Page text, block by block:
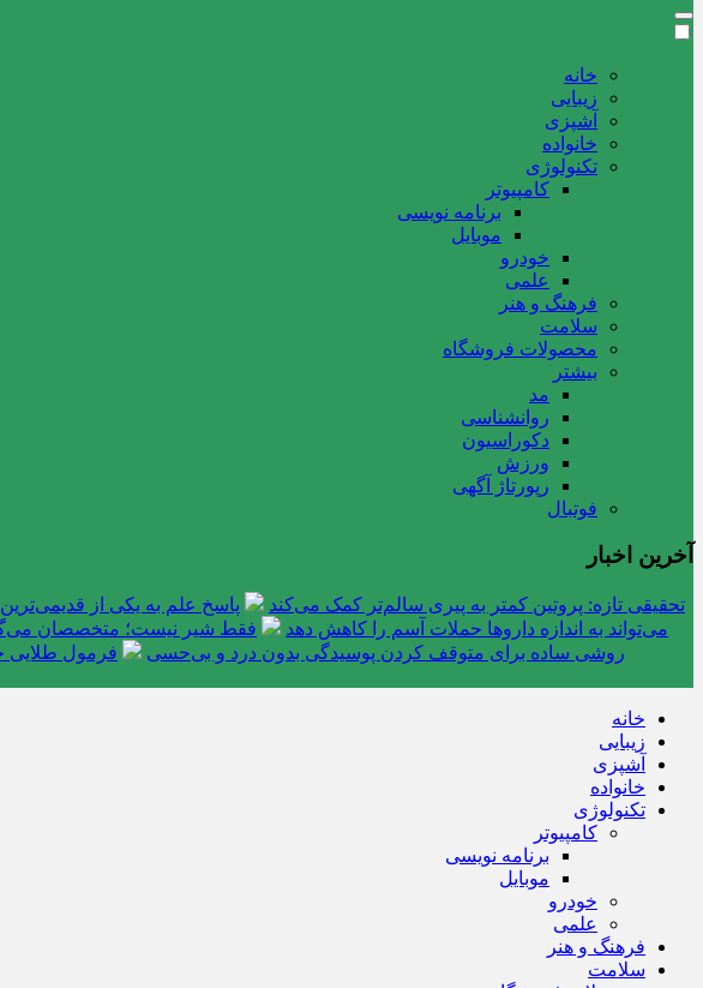
خانه
زیبایی
آشپزی
خانواده
تکنولوژی
کامپیوتر
برنامه نویسی
موبایل
خودرو
علمی
فرهنگ و هنر
سلامت
محصولات فروشگاه
بیشتر
مد
روانشناسی
دکوراسیون
ورزش
رپورتاژ آگهی
فوتبال
آخرین اخبار
تحقیقی تازه: پروتین کمتر به پیری سالم‌تر کمک می‌کند پاسخ علم به یکی از
می‌تواند به اندازه داروها حملات آسم را کاهش دهد
فقط شیر نیست؛ متخصصان
روشی ساده برای متوقف کردن پوسیدگی بدون درد و بی‌حسی
فرمول طلایی
خانه
زیبایی
آشپزی
خانواده
تکنولوژی
کامپیوتر
برنامه نویسی
موبایل
خودرو
علمی
فرهنگ و هنر
سلامت